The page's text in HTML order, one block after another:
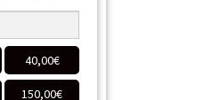
40,00€
150,00€